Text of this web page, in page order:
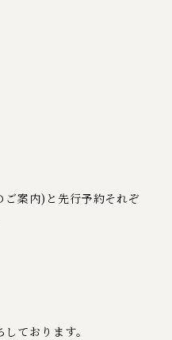
案内)と先行予約それぞ
ております。